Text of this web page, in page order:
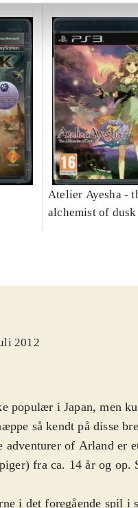
Atelier Ayesha -
alchemist of dusk
2012
populær i Japan, men
så kendt på disse
of Arland er
fra ca. 14 år og op.
i det foregående spil i